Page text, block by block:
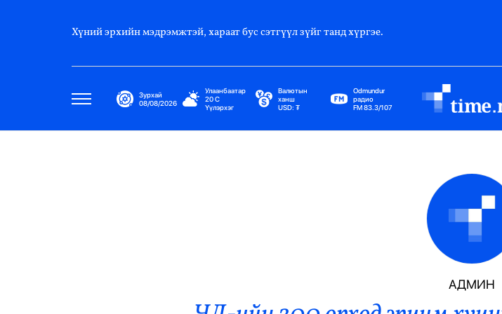
Хүний эрхийн мэдрэмжтэй, хараат бус сэтгүүл зүйг танд хүргэе.
Зурхай
08/08/2026
Улаанбаатар
20C
Үүлэрхэг
Валютын
ханш
USD: ₮
Odmundur
радио
FM 83.3/107
Гадаад Харилцаа
Элчин Сайд
Парламент
Засгийн Газар
АДМИН